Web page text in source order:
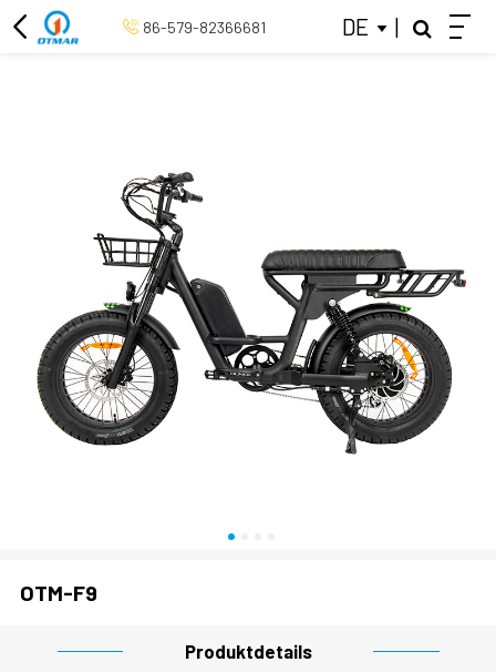
86-579-82366681 DE |
OTM-F9
Produktdetails
ELEKTROFAHRRAD MIT MITTLEREM ANTRIEB
RETRO-ELEKTROFAHRRAD
ELEKTRISCHES CITYBIKE
SCHLIESSEN